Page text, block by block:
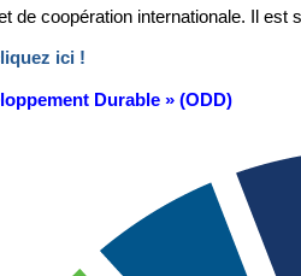
de coopération internationale. Il est
ici !
Durable » (ODD)